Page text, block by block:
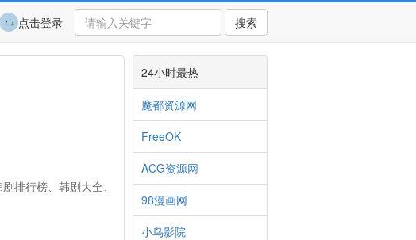
搜索
点击登录
排行榜、韩剧大全、
24小时最热
魔都资源网
FreeOK
ACG资源网
98漫画网
小鸟影院